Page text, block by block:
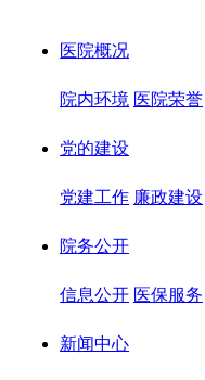
医院概况
院内环境 医院荣誉
党的建设
党建工作 廉政建设
院务公开
信息公开 医保服务
新闻中心